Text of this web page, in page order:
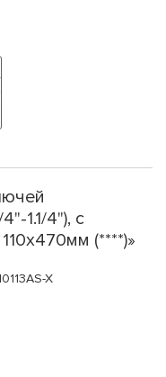
1.1/4"), с
(****)»
X